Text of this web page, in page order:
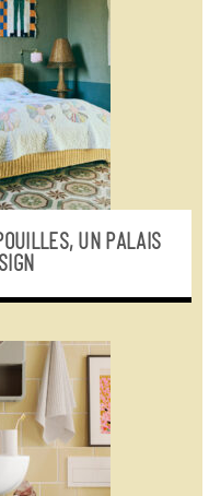
UN PALAIS